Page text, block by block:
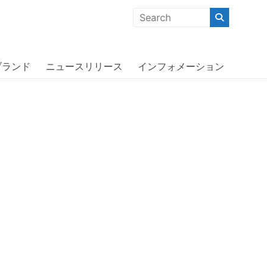
品」「機能的な商品」「コストパフォーマンスの高い商
ンド ニュースリリース インフォメーション